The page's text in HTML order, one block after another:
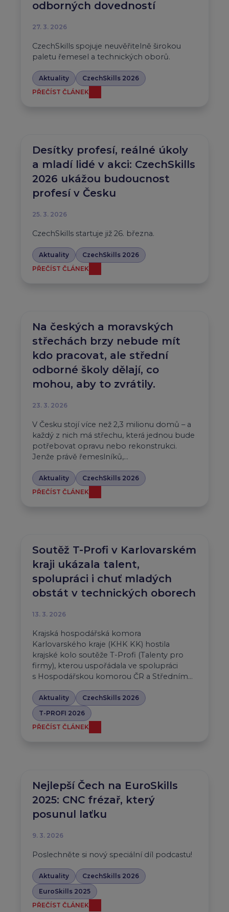
odborných dovedností
27. 3. 2026
CzechSkills spojuje neuvěřitelně širokou
paletu řemesel a technických oborů.
Aktuality
CzechSkills 2026
PŘEČÍST ČLÁNEK
Desítky profesí, reálné úkoly
a mladí lidé v akci: CzechSkills
2026 ukážou budoucnost
profesí v Česku
25. 3. 2026
CzechSkills startuje již 26. března.
Aktuality
CzechSkills 2026
PŘEČÍST ČLÁNEK
Na českých a moravských
střechách brzy nebude mít
kdo pracovat, ale střední
odborné školy dělají, co
mohou, aby to zvrátily.
23. 3. 2026
V Česku stojí více než 2,3 milionu domů – a
každý z nich má střechu, která jednou bude
potřebovat opravu nebo rekonstrukci.
Jenže právě řemeslníků,…
Aktuality
CzechSkills 2026
PŘEČÍST ČLÁNEK
Soutěž T-Profi v Karlovarském
kraji ukázala talent,
spolupráci i chuť mladých
obstát v technických oborech
13. 3. 2026
Krajská hospodářská komora
Karlovarského kraje (KHK KK) hostila
krajské kolo soutěže T-Profi (Talenty pro
firmy), kterou uspořádala ve spolupráci
s Hospodářskou komorou ČR a Středním…
Aktuality
CzechSkills 2026
T-PROFI 2026
PŘEČÍST ČLÁNEK
Nejlepší Čech na EuroSkills
2025: CNC frézař, který
posunul laťku
9. 3. 2026
Poslechněte si nový speciální díl podcastu!
Aktuality
CzechSkills 2026
EuroSkills 2025
PŘEČÍST ČLÁNEK